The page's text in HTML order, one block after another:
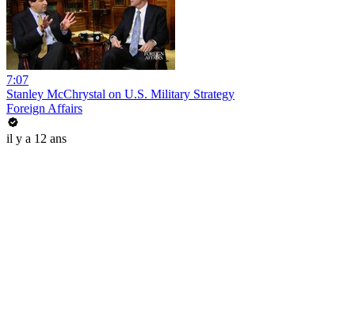
7:07
Stanley McChrystal on U.S. Military Strategy
Foreign Affairs
il y a 12 ans